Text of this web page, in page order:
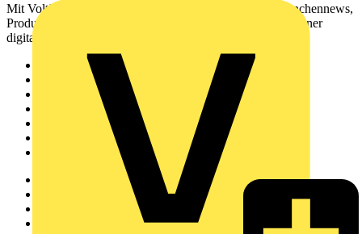
Mit Voltimum erhalten Elektrofachkräfte Zugang zu Branchennews,
Produktinformationen, Schulungen und Tools – alles auf einer
digitalen Plattform und Community.
Produktsuche
Downloadbereich (PDFs)